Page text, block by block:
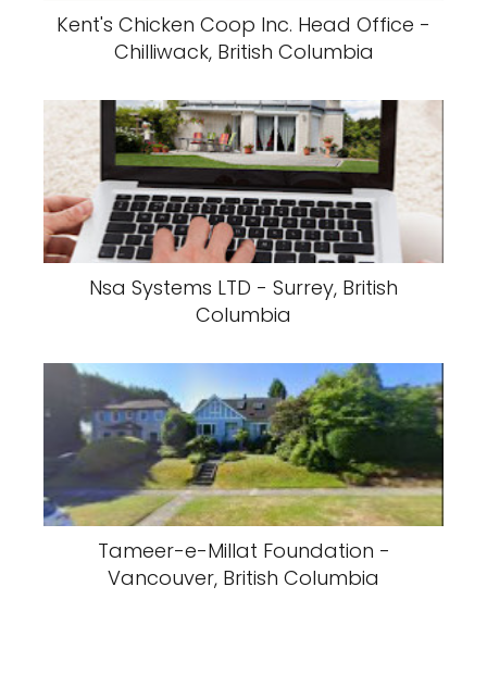
Kent's Chicken Coop Inc. Head Office -
Chilliwack, British Columbia
Nsa Systems LTD - Surrey, British
Columbia
Tameer-e-Millat Foundation -
Vancouver, British Columbia